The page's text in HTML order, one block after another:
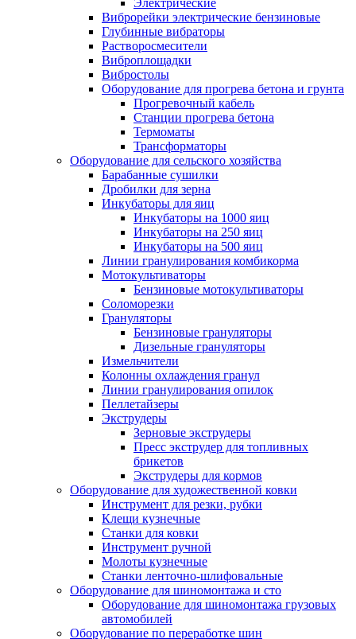
Электрические
Виброрейки электрические бензиновые
Глубинные вибраторы
Растворосмесители
Виброплощадки
Вибростолы
Оборудование для прогрева бетона и грунта
Прогревочный кабель
Станции прогрева бетона
Термоматы
Трансформаторы
Оборудование для сельского хозяйства
Барабанные сушилки
Дробилки для зерна
Инкубаторы для яиц
Инкубаторы на 1000 яиц
Инкубаторы на 250 яиц
Инкубаторы на 500 яиц
Линии гранулирования комбикорма
Мотокультиваторы
Бензиновые мотокультиваторы
Соломорезки
Грануляторы
Бензиновые грануляторы
Дизельные грануляторы
Измельчители
Колонны охлаждения гранул
Линии гранулирования опилок
Пеллетайзеры
Экструдеры
Зерновые экструдеры
Пресс экструдер для топливных
брикетов
Экструдеры для кормов
Оборудование для художественной ковки
Инструмент для резки, рубки
Клещи кузнечные
Станки для ковки
Инструмент ручной
Молоты кузнечные
Станки ленточно-шлифовальные
Оборудование для шиномонтажа и сто
Оборудование для шиномонтажа грузовых
автомобилей
Оборудование по переработке шин